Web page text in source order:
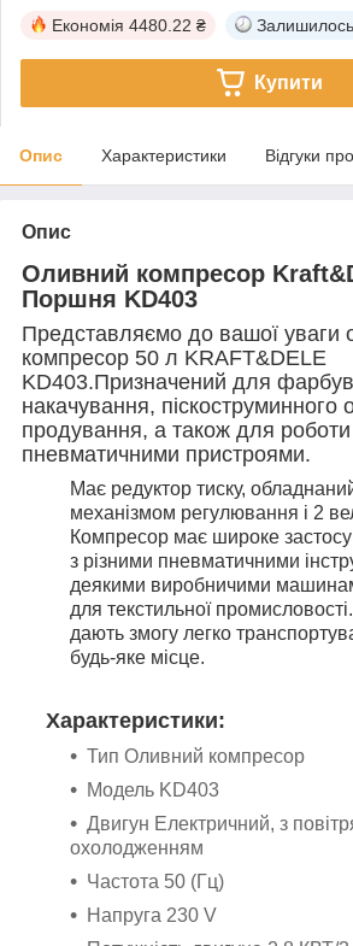
Економія 4480.22 ₴ Залишилось
Купити
Опис Характеристики Відгуки
Опис
Оливний компресор
Поршня KD403
Представляємо до вашої уваги
компресор 50 л KRAFT&DELE
KD403.Призначений для
накачування, піскоструминного
продування, а також для
пневматичними пристроями.
Має редуктор тиску,
механізмом регулювання і 2
Компресор має широке
з різними пневматичними
деякими виробничими
для текстильної
дають змогу легко
будь-яке місце.
Характеристики:
Тип Оливний компресор
Модель KD403
Двигун Електричний, з
охолодженням
Частота 50 (Гц)
Напруга 230 V